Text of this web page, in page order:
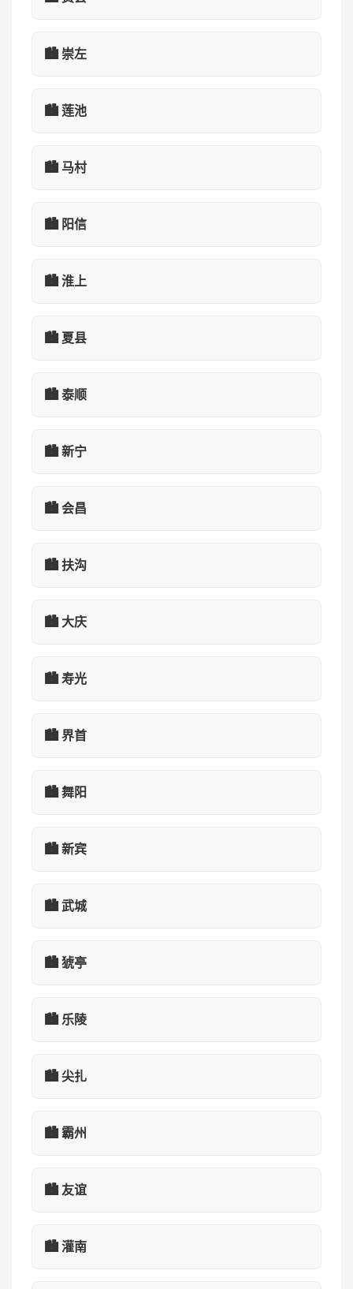
🏙️ 崇左
🏙️ 莲池
🏙️ 马村
🏙️ 阳信
🏙️ 淮上
🏙️ 夏县
🏙️ 泰顺
🏙️ 新宁
🏙️ 会昌
🏙️ 扶沟
🏙️ 大庆
🏙️ 寿光
🏙️ 界首
🏙️ 舞阳
🏙️ 新宾
🏙️ 武城
🏙️ 猇亭
🏙️ 乐陵
🏙️ 尖扎
🏙️ 霸州
🏙️ 友谊
🏙️ 灌南